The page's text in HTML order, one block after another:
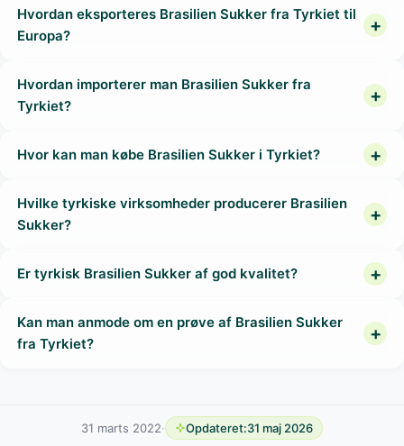
Hvordan eksporteres Brasilien Sukker fra Tyrkiet til
Europa?
Hvordan importerer man Brasilien Sukker fra
Tyrkiet?
Hvor kan man købe Brasilien Sukker i Tyrkiet?
Hvilke tyrkiske virksomheder producerer Brasilien
Sukker?
Er tyrkisk Brasilien Sukker af god kvalitet?
Kan man anmode om en prøve af Brasilien Sukker
fra Tyrkiet?
31 marts 2022· Opdateret:31 maj 2026